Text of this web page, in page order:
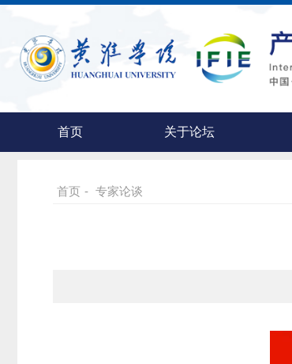
首页 关于论坛
首页 - 专家论谈